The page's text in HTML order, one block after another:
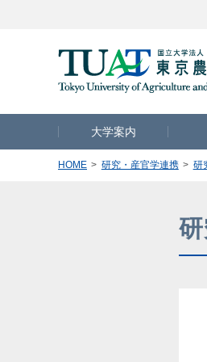
大学案内
HOME 研究・産官学連携 研